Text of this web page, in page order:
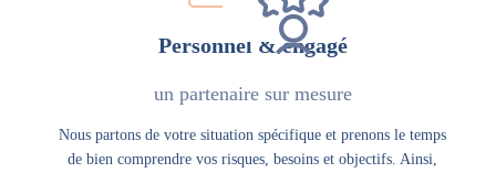
Personnel & engagé
un partenaire sur mesure
Nous partons de votre situation spécifique et prenons le temps
de bien comprendre vos risques, besoins et objectifs. Ainsi,